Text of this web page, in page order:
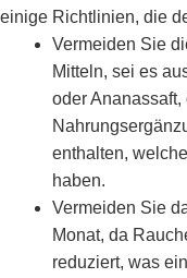
einige Richtlinien, die
Vermeiden Sie
Mitteln, sei es
oder Ananassaft,
enthalten,
haben.
Vermeiden Sie
Monat, da
reduziert, was